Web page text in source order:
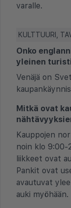
varalle.
KULTTUURI,
Onko
yleinen
Venäjä on
Mitkä ovat
Kauppojen
noin klo 9:00-
liikkeet ovat
Pankit ovat
avautuvat
auki myöhään.